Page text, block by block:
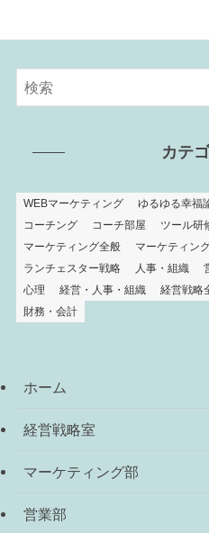
カテ
WEBマーケティング ゆるゆる幸福
コーチング
コーチ部屋 ツール研
マーケティング全般
マーケティン
ランチェスター戦略
人事・組織
心理
経営・人事・組織 経営戦略
財務・会計
ホーム
経営戦略室
マーケティング部
営業部